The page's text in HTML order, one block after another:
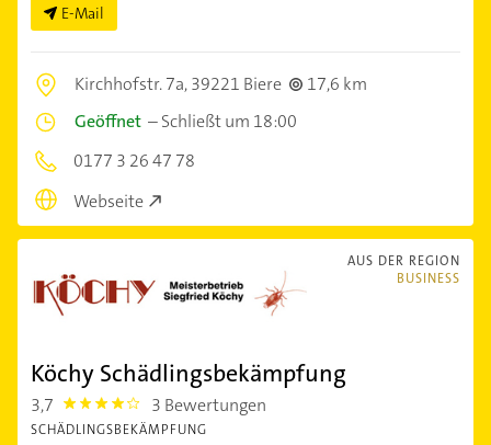
E-Mail
Kirchhofstr. 7a,39221 Biere
17,6 km
Geöffnet –Schließt um 18:00
0177 3 26 47 78
Webseite
AUS DER REGION
BUSINESS
Köchy Schädlingsbekämpfung
3,7 3.7 3 Bewertungen
SCHÄDLINGSBEKÄMPFUNG